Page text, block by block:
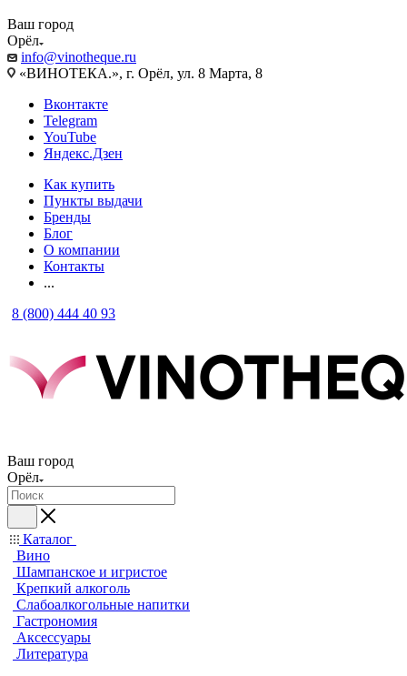
Ваш город
Орёл
info@vinotheque.ru
«ВИНОТЕКА.», г. Орёл, ул. 8 Марта, 8
Вконтакте
Telegram
YouTube
Яндекс.Дзен
Как купить
Пункты выдачи
Бренды
Блог
О компании
Контакты
...
8 (800) 444 40 93
Ваш город
Орёл
Каталог
Вино
Шампанское и игристое
Крепкий алкоголь
Слабоалкогольные напитки
Гастрономия
Аксессуары
Литература